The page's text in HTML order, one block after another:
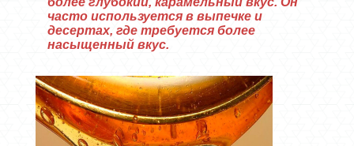
часто используется в выпечке и
десертах, где требуется более
насыщенный вкус.